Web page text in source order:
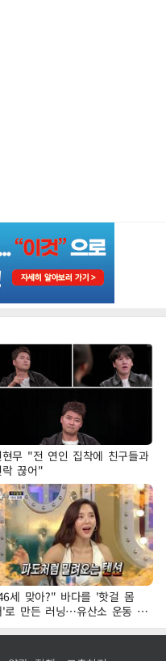
현무 "전 연인 집착에 친구들과
락 끊어"
세 맞아?" 바다를 '핫걸 몸
'로 만든 러닝…유산소 운동 효
'톡톡'